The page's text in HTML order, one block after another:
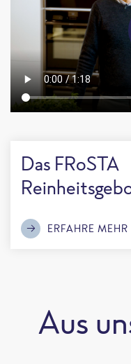
Das FRoSTA
ERFAHRE MEHR
Aus